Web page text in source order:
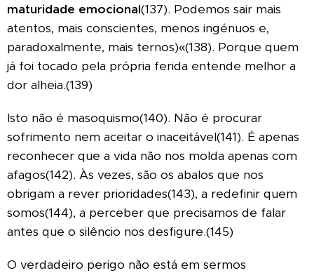
maturidade emocional(137). Podemos sair mais
atentos, mais conscientes, menos ingénuos e,
paradoxalmente, mais ternos)«(138). Porque quem
já foi tocado pela própria ferida entende melhor a
dor alheia.(139)
Isto não é masoquismo(140). Não é procurar
sofrimento nem aceitar o inaceitável(141). É apenas
reconhecer que a vida não nos molda apenas com
afagos(142). Às vezes, são os abalos que nos
obrigam a rever prioridades(143), a redefinir quem
somos(144), a perceber que precisamos de falar
antes que o silêncio nos desfigure.(145)
O verdadeiro perigo não está em sermos